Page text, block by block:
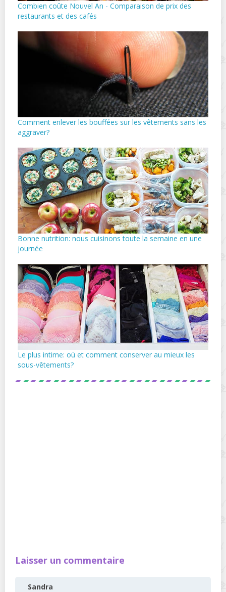
Combien coûte Nouvel An - Comparaison de prix des
restaurants et des cafés
Comment enlever les bouffées sur les vêtements sans les
aggraver?
Bonne nutrition: nous cuisinons toute la semaine en une
journée
Le plus intime: où et comment conserver au mieux les
sous-vêtements?
Laisser un commentaire
Sandra